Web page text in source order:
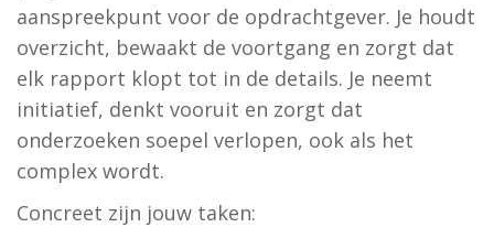
aanspreekpunt voor de opdrachtgever. Je houdt
overzicht, bewaakt de voortgang en zorgt dat
elk rapport klopt tot in de details. Je neemt
initiatief, denkt vooruit en zorgt dat
onderzoeken soepel verlopen, ook als het
complex wordt.
Concreet zijn jouw taken: